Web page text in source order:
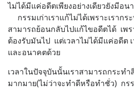
ไม่ได้มีแค่อดีตเพียงอย่างเดียวยังมีอ
สามารถย้อนกลับไปแก้ไขอดีตได้  เพ
ต้องรับมันไป  แต่เวลาไม่ได้มีแค่อดีต
และอนาคตด้วย
เวลาในปัจจุบันนั้นเราสามารถกระท
มากมาย(ไม่ว่าจะทำดีหรือทำชั่ว)  ก